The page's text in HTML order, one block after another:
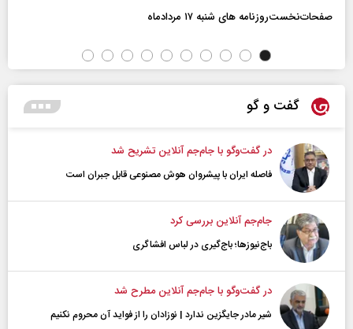
صفحات‌نخست‌روزنامه ها‌ی شنبه ۱۷ مردادماه
گفت و گو
در گفت‌و‌گو با جام‌جم آنلاین تشریح شد
فاصله ایران با پیشرو‌ان هوش مصنوعی قابل جبران است
جام‌جم آنلاین بررسی کرد
باج‌نیوزها؛ باج‌گیری در لباس افشاگری
در گفت‌و‌گو با جام‌جم آنلاین مطرح شد
شیر مادر جایگزین ندارد | نوزادان را از فواید آن محروم نکنیم